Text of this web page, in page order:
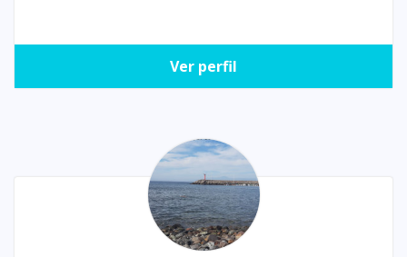
Ver perfil